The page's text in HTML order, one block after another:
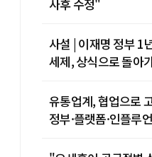
사후 수정"
사설 | 이재명 정부
세제, 상식으로 돌아
유통업계, 협업으로
정부·플랫폼·인플루